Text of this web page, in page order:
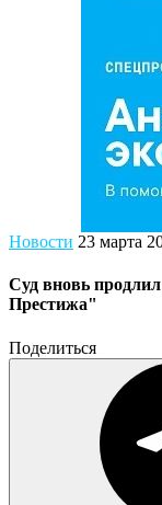
Новости 23 марта
Суд вновь
Престижа"
Поделиться